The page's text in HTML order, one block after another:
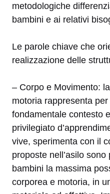
metodologiche
bambini e ai relativi
Le parole chiave che
realizzazione delle
– Corpo e Movimento:
motoria rappresenta
fondamentale contesto
privilegiato
vive, sperimenta con il
proposte nell’asilo
bambini la massima
corporea e motoria, in